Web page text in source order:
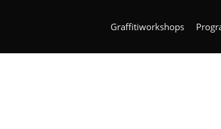
Graffitiworkshops